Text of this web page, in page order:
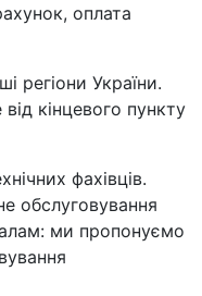
оплата
регіони України.
кінцевого пункту
фахівців.
обслуговування
ми пропонуємо